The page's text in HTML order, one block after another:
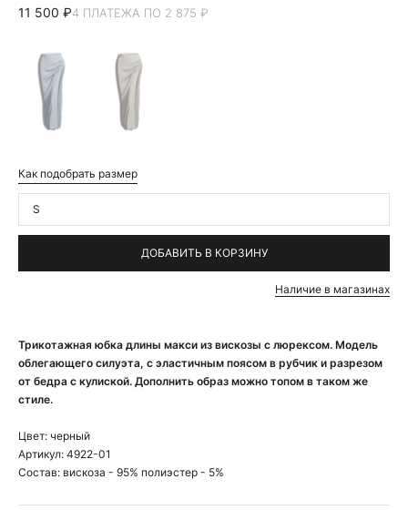
Трикотажная юбка длины макси из вискозы с люрексом. Модель
облегающего силуэта, с эластичным поясом в рубчик и разрезом
от бедра с кулиской. Дополнить образ можно топом в таком же
стиле.
Цвет: черный
Артикул: 4922-01
Состав: вискоза - 95% полиэстер - 5%
11 500 ₽4 ПЛАТЕЖА ПО 2 875 ₽
Как подобрать размер
S
ДОБАВИТЬ В КОРЗИНУ
Наличие в магазинах